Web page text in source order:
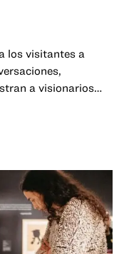
los visitantes a
a visionarios